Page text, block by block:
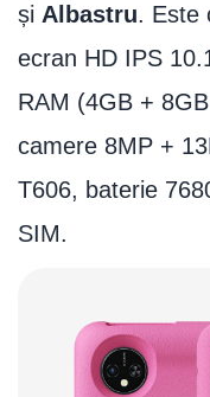
și Albastru. Este
ecran HD IPS
RAM (4GB +
camere 8MP +
T606, baterie
SIM.